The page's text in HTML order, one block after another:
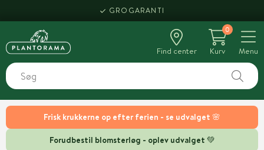
Frisk krukkerne op efter ferien - se udvalget 🌸
Forudbestil blomsterløg - oplev udvalget 💚
GROGARANTI
Find center
0
Kurv
Menu